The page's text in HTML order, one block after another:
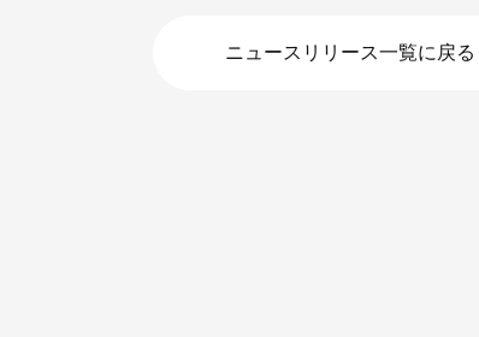
ニュースリリース一覧に戻る